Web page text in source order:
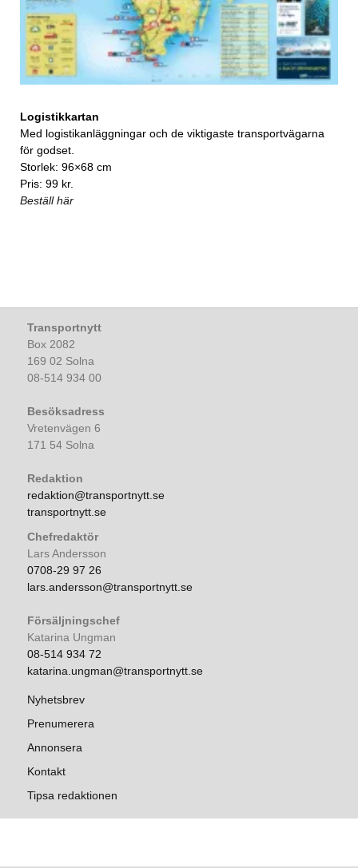
Logistikkartan
Med logistikanläggningar och de viktigaste transportvägarna
för godset.
Storlek: 96×68 cm
Pris: 99 kr.
Beställ här
Transportnytt
Box 2082
169 02 Solna
08-514 934 00
Besöksadress
Vretenvägen 6
171 54 Solna
Redaktion
redaktion@transportnytt.se
transportnytt.se
Chefredaktör
Lars Andersson
0708-29 97 26
lars.andersson@transportnytt.se
Försäljningschef
Katarina Ungman
08-514 934 72
katarina.ungman@transportnytt.se
Nyhetsbrev
Prenumerera
Annonsera
Kontakt
Tipsa redaktionen